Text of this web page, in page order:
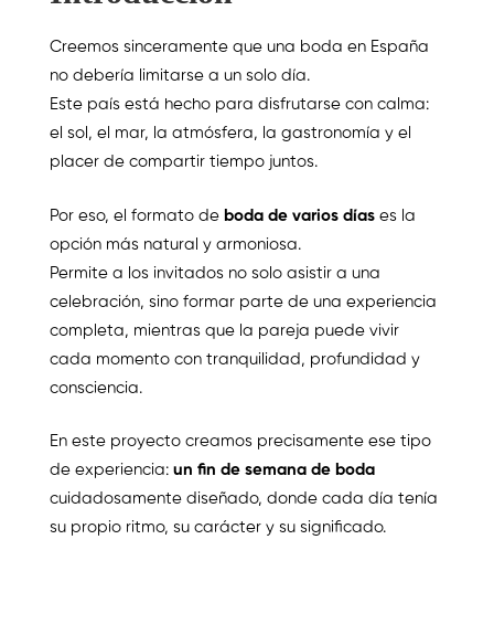
Creemos sinceramente que una boda en España
no debería limitarse a un solo día.
Este país está hecho para disfrutarse con calma:
el sol, el mar, la atmósfera, la gastronomía y el
placer de compartir tiempo juntos.
Por eso, el formato de boda de varios días es la
opción más natural y armoniosa.
Permite a los invitados no solo asistir a una
celebración, sino formar parte de una experiencia
completa, mientras que la pareja puede vivir
cada momento con tranquilidad, profundidad y
consciencia.
En este proyecto creamos precisamente ese tipo
de experiencia: un fin de semana de boda
cuidadosamente diseñado, donde cada día tenía
su propio ritmo, su carácter y su significado.